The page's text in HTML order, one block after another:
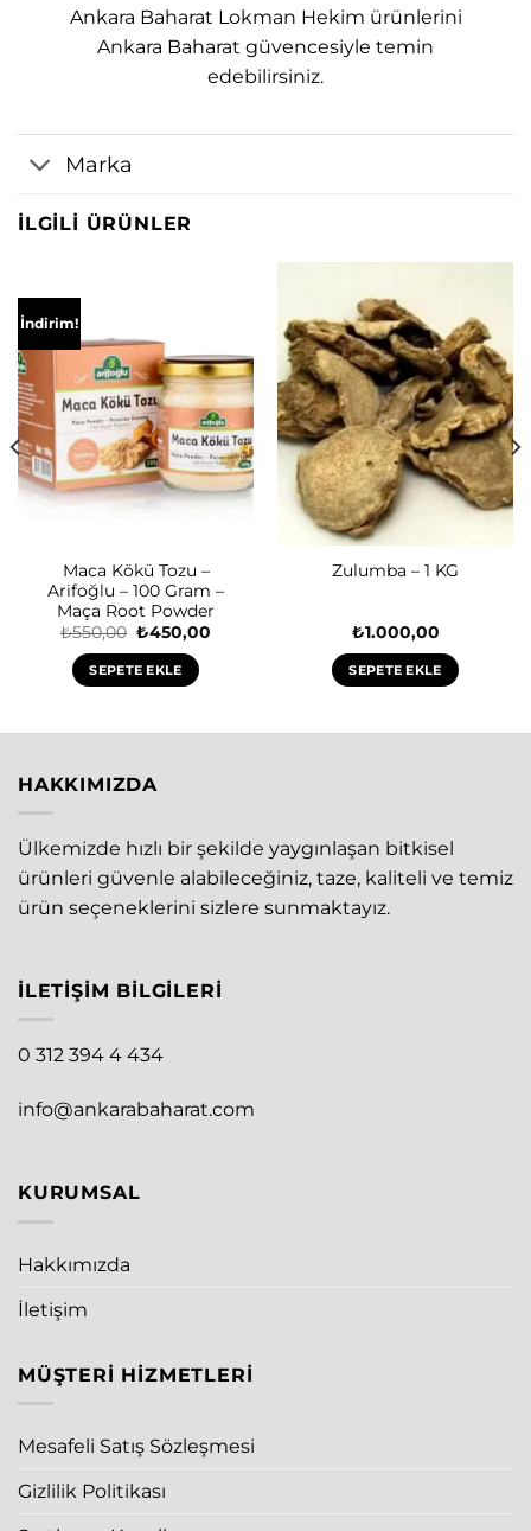
Ankara Baharat Lokman Hekim ürünlerini
Ankara Baharat güvencesiyle temin
edebilirsiniz.
Marka
İLGILI ÜRÜNLER
İndirim!
Maca Kökü Tozu –
Arifoğlu – 100 Gram –
Maça Root Powder
₺550,00 Orijinal
₺550,00.
₺450,00
SEPETE EKLE
Zulumba – 1 KG
₺1.000,00
SEPETE EKLE
HAKKIMIZDA
Ülkemizde hızlı bir şekilde yaygınlaşan bitkisel
ürünleri güvenle alabileceğiniz, taze, kaliteli ve temiz
ürün seçeneklerini sizlere sunmaktayız.
İLETIŞIM BILGILERI
0 312 394 4 434
info@ankarabaharat.com
KURUMSAL
Hakkımızda
İletişim
MÜŞTERI HIZMETLERI
Mesafeli Satış Sözleşmesi
Gizlilik Politikası